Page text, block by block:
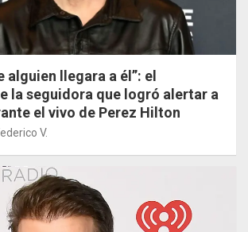
alguien llegara a él”: el
la seguidora que logró alertar a
el vivo de Perez Hilton
V.